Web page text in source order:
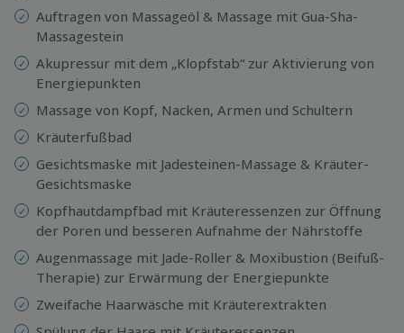
Auftragen von Massageöl & Massage mit Gua-Sha-
Massagestein
Akupressur mit dem „Klopfstab“ zur Aktivierung von
Energiepunkten
Massage von Kopf, Nacken, Armen und Schultern
Kräuterfußbad
Gesichtsmaske mit Jadesteinen-Massage & Kräuter-
Gesichtsmaske
Kopfhautdampfbad mit Kräuteressenzen zur Öffnung
der Poren und besseren Aufnahme der Nährstoffe
Augenmassage mit Jade-Roller & Moxibustion (Beifuß-
Therapie) zur Erwärmung der Energiepunkte
Zweifache Haarwäsche mit Kräuterextrakten